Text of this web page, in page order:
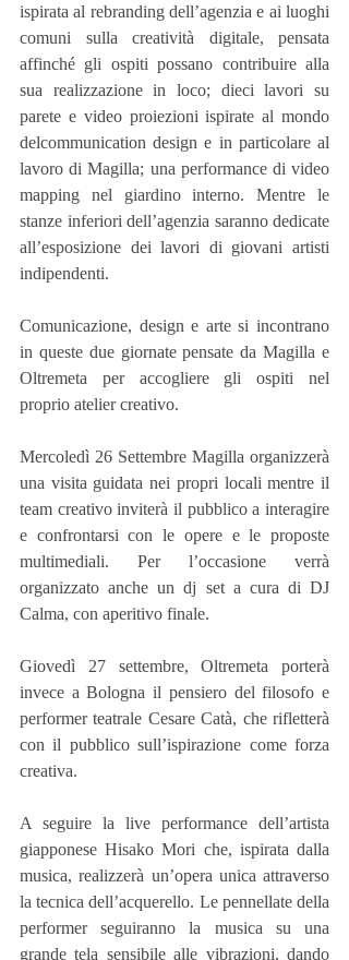
ispirata al rebranding dell’agenzia e ai luoghi
comuni sulla creatività digitale, pensata
affinché gli ospiti possano contribuire alla
sua realizzazione in loco; dieci lavori su
parete e video proiezioni ispirate al mondo
delcommunication design e in particolare al
lavoro di Magilla; una performance di video
mapping nel giardino interno. Mentre le
stanze inferiori dell’agenzia saranno dedicate
all’esposizione dei lavori di giovani artisti
indipendenti.
Comunicazione, design e arte si incontrano
in queste due giornate pensate da Magilla e
Oltremeta per accogliere gli ospiti nel
proprio atelier creativo.
Mercoledì 26 Settembre Magilla organizzerà
una visita guidata nei propri locali mentre il
team creativo inviterà il pubblico a interagire
e confrontarsi con le opere e le proposte
multimediali. Per l’occasione verrà
organizzato anche un dj set a cura di DJ
Calma, con aperitivo finale.
Giovedì 27 settembre, Oltremeta porterà
invece a Bologna il pensiero del filosofo e
performer teatrale Cesare Catà, che rifletterà
con il pubblico sull’ispirazione come forza
creativa.
A seguire la live performance dell’artista
giapponese Hisako Mori che, ispirata dalla
musica, realizzerà un’opera unica attraverso
la tecnica dell’acquerello. Le pennellate della
performer seguiranno la musica su una
grande tela sensibile alle vibrazioni, dando